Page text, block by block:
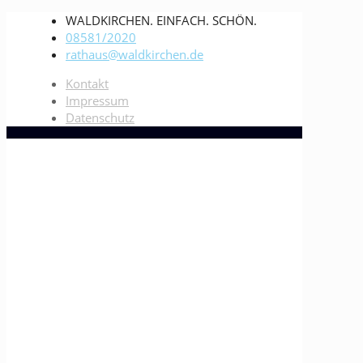
WALDKIRCHEN. EINFACH. SCHÖN.
08581/2020
rathaus@waldkirchen.de
Kontakt
Impressum
Datenschutz